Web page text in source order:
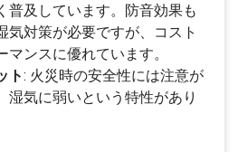
普及しています。防音効果も
気対策が必要ですが、コスト
マンスに優れています。
ト: 火災時の安全性には注意が
湿気に弱いという特性があり